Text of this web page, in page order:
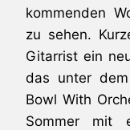
kommenden
zu sehen.
Gitarrist ein
das unter
Bowl With
Sommer mit